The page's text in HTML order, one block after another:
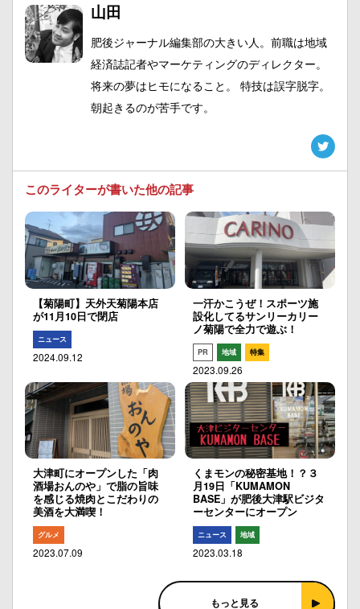
山田
肥後ジャーナル編集部の大きい人。前職は地域
経済誌記者やマーケティングのディレクター。
将来の夢はヒモになること。 特技は誤字脱字。
朝起きるのが苦手です。
このライターが書いた他の記事
【菊陽町】天外天菊陽本店
が11月10日で閉店
ニュース
2024.09.12
一汗かこうぜ！スポーツ施
設化してるサンリーカリー
ノ菊陽で全力で遊ぶ！
PR 地域 特集
2023.09.26
大津町にオープンした「肉
酒場おんのや」で脂の旨味
を感じる焼肉とこだわりの
美酒を大満喫！
グルメ
2023.07.09
くまモンの秘密基地！？３
月19日「KUMAMON
BASE」が肥後大津駅ビジタ
ーセンターにオープン
ニュース 地域
2023.03.18
もっと見る